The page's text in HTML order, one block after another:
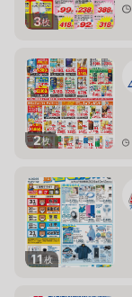
3枚
2枚
11枚